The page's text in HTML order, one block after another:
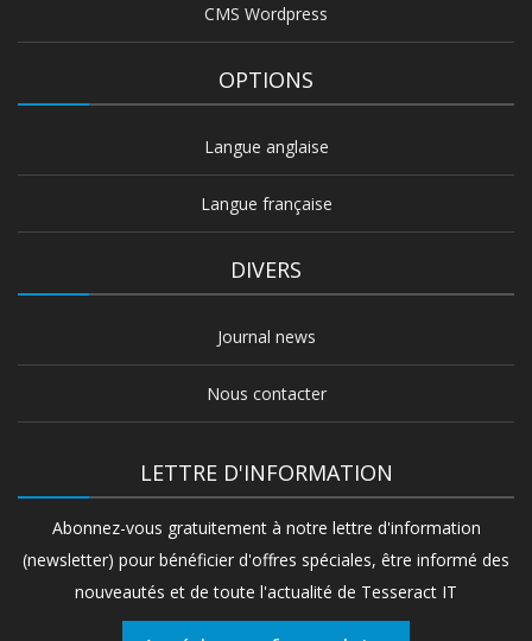
CMS Wordpress
OPTIONS
Langue anglaise
Langue française
DIVERS
Journal news
Nous contacter
LETTRE D'INFORMATION
Abonnez-vous gratuitement à notre lettre d'information
(newsletter) pour bénéficier d'offres spéciales, être informé des
nouveautés et de toute l'actualité de Tesseract IT